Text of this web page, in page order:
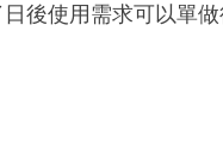
後使用需求可以單做